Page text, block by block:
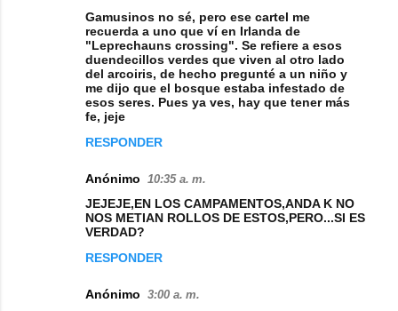
Gamusinos no sé, pero ese cartel me
recuerda a uno que ví en Irlanda de
"Leprechauns crossing". Se refiere a esos
duendecillos verdes que viven al otro lado
del arcoiris, de hecho pregunté a un niño y
me dijo que el bosque estaba infestado de
esos seres. Pues ya ves, hay que tener más
fe, jeje
RESPONDER
Anónimo 10:35 a. m.
JEJEJE,EN LOS CAMPAMENTOS,ANDA K NO
NOS METIAN ROLLOS DE ESTOS,PERO...SI ES
VERDAD?
RESPONDER
Anónimo 3:00 a. m.